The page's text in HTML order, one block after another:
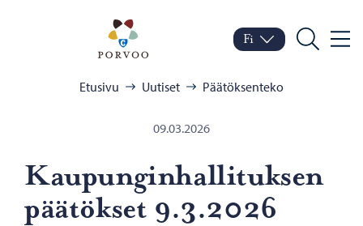
Porvoo – Siirry
Vaihda kieltä
Nykyinen kieli: Suomi
Fi
Hae
Etusivu Uutiset Päätöksenteko
09.03.2026
Kau­pun­gin­hal­li­tuk­sen
pää­tök­set 9.3.2026